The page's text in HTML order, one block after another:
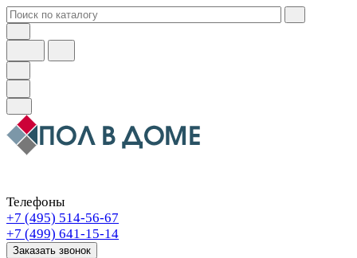
Телефоны
+7 (495) 514-56-67
+7 (499) 641-15-14
Заказать звонок